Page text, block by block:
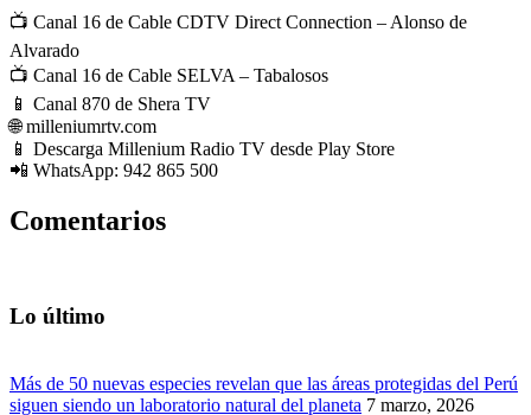
📺 Canal 16 de Cable CDTV Direct Connection – Alonso de
Alvarado
📺 Canal 16 de Cable SELVA – Tabalosos
📱 Canal 870 de Shera TV
🌐milleniumrtv.com
📱 Descarga Millenium Radio TV desde Play Store
📲 WhatsApp: 942 865 500
Comentarios
Lo último
Más de 50 nuevas especies revelan que las áreas protegidas del Perú
siguen siendo un laboratorio natural del planeta 7 marzo, 2026